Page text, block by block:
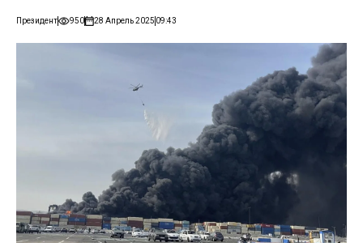
Президент 950 28 Апрель 2025 09:43